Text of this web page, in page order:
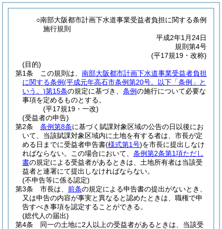
○南部大阪都市計画下水道事業受益者負担に関する条例
施行規則
平成2年1月24日
規則第4号
(平17規19・改称)
(目的)
第1条
この規則は、 南部大阪都市計画下水道事業受益者負担
に関する条例(平成元年高石市条例第20号。以下「条例」と
いう。)第15条の規定に基づき、 条例の施行について必要な
事項を定めるものとする。
(平17規19・一改)
(受益者の申告)
第2条
条例第8条に基づく賦課対象区域の公告の日以後にお
いて、当該賦課対象区域内に土地を有する者は、市長が定
める日までに受益者申告書(様式第1号)を市長に提出しなけ
ればならない。
この場合において、 条例第2条第1項ただし
書の規定による受益者があるときは、土地所有者は当該受
益者と連署にて提出しなければならない。
(不申告等に係る認定)
第3条
市長は、 前条の規定による申告書の提出がないとき、
又は申告の内容が事実と異なると認めたときは、職権で申
告すべき事項を認定することができる。
(総代人の届出)
第4条
同一の土地に2人以上の受益者があるときは、当該受